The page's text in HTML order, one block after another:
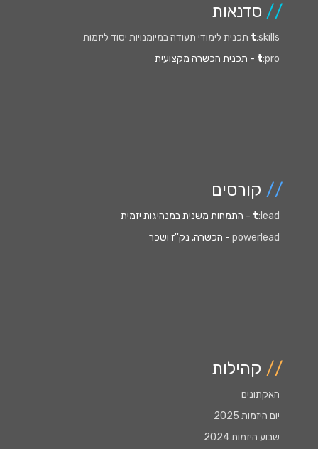
// סדנאות
t:skills תכנית לימודי תעודה במיומנויות יסוד ליזמות
t:pro - תכנית הכשרה מקצועית
// קורסים
t:lead
- התמחות משנית במנהיגות יזמית
powerlead - הכשרה, נק''ז ושכר
// קהילות
האקתונים
יום היזמות 2025
שבוע היזמות 2024